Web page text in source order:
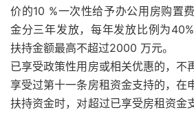
价的10 %一次性给予办公用房购置
金分三年发放，每年发放比例为
扶持金额最高不超过2000 万元。
已享受政策性用房或相关优惠的，不
享受过第十一条房租资金支持的，在
扶持资金时，对超过已享受房租资金